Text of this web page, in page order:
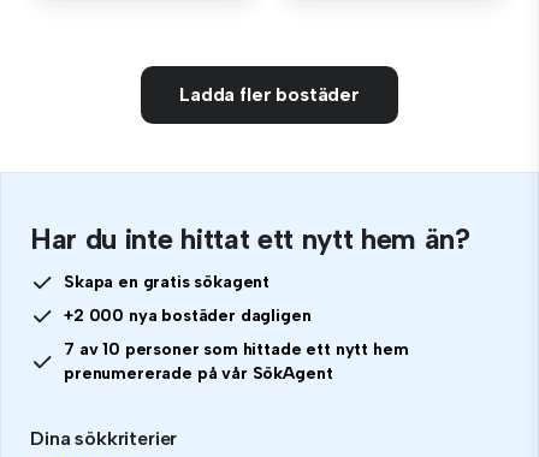
Ladda fler bostäder
Har du inte hittat ett nytt hem än?
Skapa en gratis sökagent
+2 000 nya bostäder dagligen
7 av 10 personer som hittade ett nytt hem
prenumererade på vår SökAgent
Dina sökkriterier